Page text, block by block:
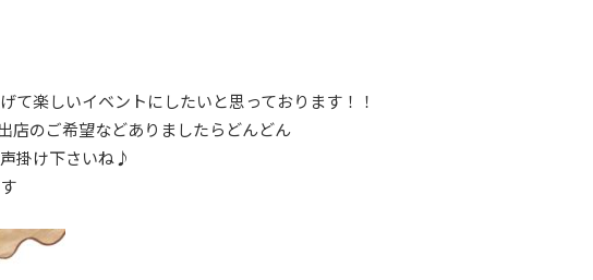
て楽しいイベントにしたいと思っております！！
店のご希望などありましたらどんどん
掛け下さいね♪